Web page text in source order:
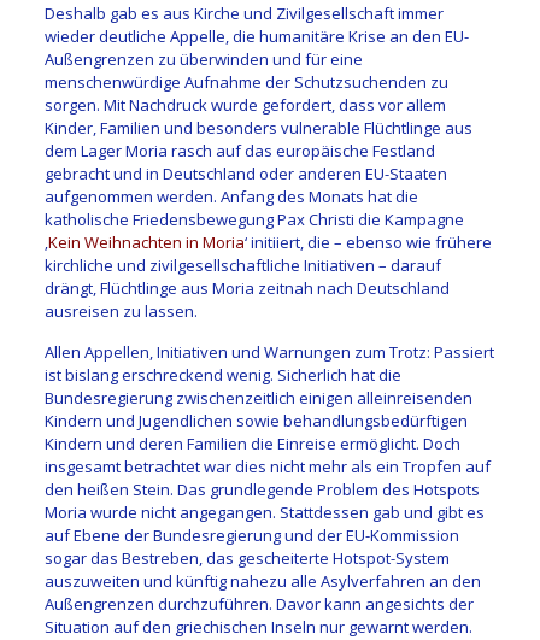
Deshalb gab es aus Kirche und Zivilgesellschaft immer
wieder deutliche Appelle, die humanitäre Krise an den EU-
Außengrenzen zu überwinden und für eine
menschenwürdige Aufnahme der Schutzsuchenden zu
sorgen. Mit Nachdruck wurde gefordert, dass vor allem
Kinder, Familien und besonders vulnerable Flüchtlinge aus
dem Lager Moria rasch auf das europäische Festland
gebracht und in Deutschland oder anderen EU-Staaten
aufgenommen werden. Anfang des Monats hat die
katholische Friedensbewegung Pax Christi die Kampagne
‚Kein Weihnachten in Moria‘ initiiert, die – ebenso wie frühere
kirchliche und zivilgesellschaftliche Initiativen – darauf
drängt, Flüchtlinge aus Moria zeitnah nach Deutschland
ausreisen zu lassen.
Allen Appellen, Initiativen und Warnungen zum Trotz: Passiert
ist bislang erschreckend wenig. Sicherlich hat die
Bundesregierung zwischenzeitlich einigen alleinreisenden
Kindern und Jugendlichen sowie behandlungsbedürftigen
Kindern und deren Familien die Einreise ermöglicht. Doch
insgesamt betrachtet war dies nicht mehr als ein Tropfen auf
den heißen Stein. Das grundlegende Problem des Hotspots
Moria wurde nicht angegangen. Stattdessen gab und gibt es
auf Ebene der Bundesregierung und der EU-Kommission
sogar das Bestreben, das gescheiterte Hotspot-System
auszuweiten und künftig nahezu alle Asylverfahren an den
Außengrenzen durchzuführen. Davor kann angesichts der
Situation auf den griechischen Inseln nur gewarnt werden.